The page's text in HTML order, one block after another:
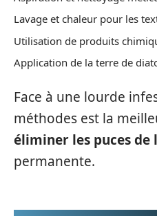
Lavage et chaleur pour les
Utilisation de produits
Application de la terre de
Face à une lourde
méthodes est la
éliminer les puces de
permanente.